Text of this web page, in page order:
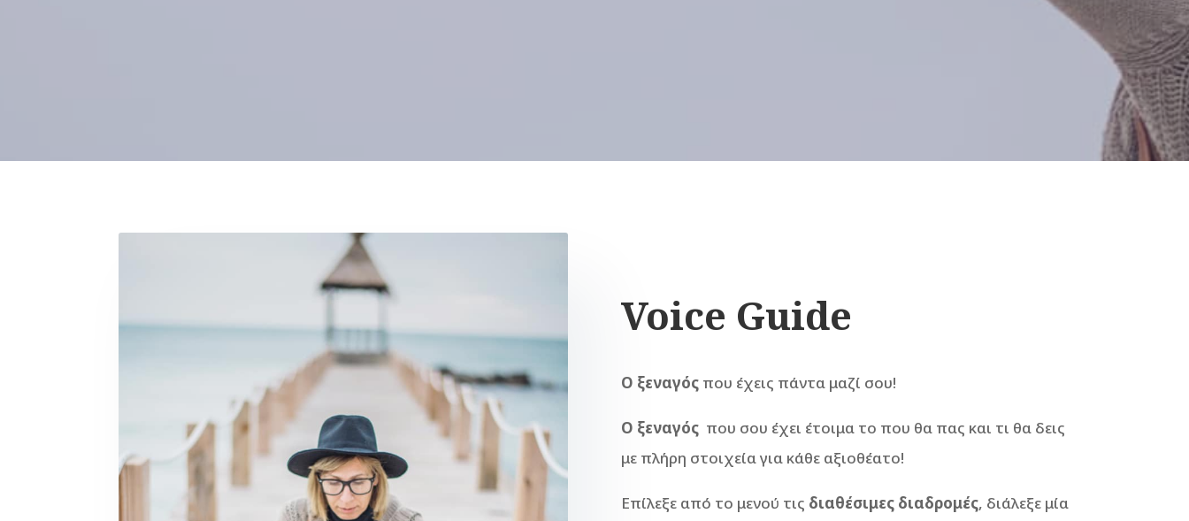
Voice Guide
O ξεναγός που έχεις πάντα μαζί σου!
Ο ξεναγός που σου έχει έτοιμα το που θα πας και τι θα δεις
με πλήρη στοιχεία για κάθε αξιοθέατο!
Επίλεξε από το μενού τις διαθέσιμες διαδρομές, διάλεξε μία